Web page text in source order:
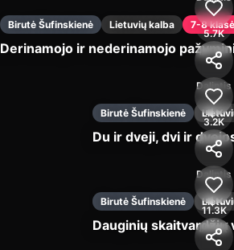
Įjungti
Birutė Šufinskienė Lietuvių kalba 7-8 klasė
Derinamojo ir nederinamojo
5.7K
Dalintis
Įjungti
Birutė Šufinskienė
Du ir dveji, dvi ir
3.2K
Dalintis
Įjungti
Birutė Šufinskienė
Dauginių skaitvardžių
11.3K